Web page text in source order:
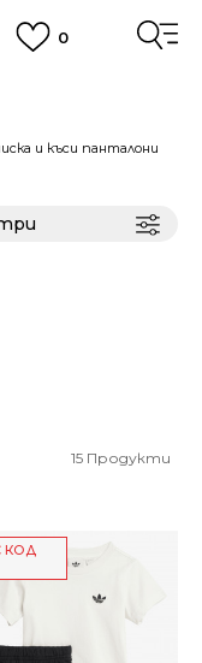
0
магазин
и къси панталони
15 Продукти
КОД